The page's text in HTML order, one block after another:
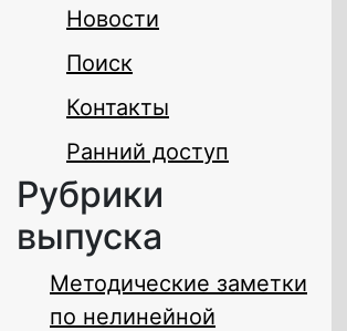
Новости
Поиск
Контакты
Ранний доступ
Рубрики
выпуска
Методические заметки
по нелинейной